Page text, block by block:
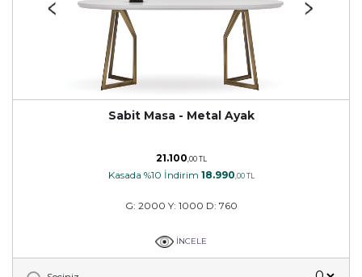
Sabit Masa - Metal Ayak
21.100 ,00 TL
Kasada %10 İndirim 18.990 ,00 TL
G: 2000 Y: 1000 D: 760
İNCELE